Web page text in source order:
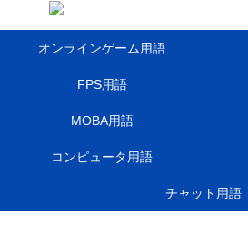
オンラインゲーム用語
FPS用語
MOBA用語
コンピュータ用語
チャット用語